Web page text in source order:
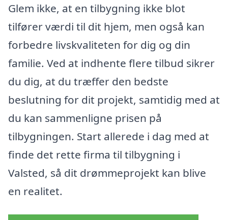
Glem ikke, at en tilbygning ikke blot
tilfører værdi til dit hjem, men også kan
forbedre livskvaliteten for dig og din
familie. Ved at indhente flere tilbud sikrer
du dig, at du træffer den bedste
beslutning for dit projekt, samtidig med at
du kan sammenligne prisen på
tilbygningen. Start allerede i dag med at
finde det rette firma til tilbygning i
Valsted, så dit drømmeprojekt kan blive
en realitet.